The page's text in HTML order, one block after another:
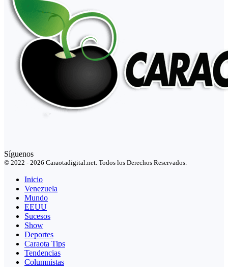
Síguenos
© 2022 - 2026 Caraotadigital.net. Todos los Derechos Reservados.
Inicio
Venezuela
Mundo
EEUU
Sucesos
Show
Deportes
Caraota Tips
Tendencias
Columnistas